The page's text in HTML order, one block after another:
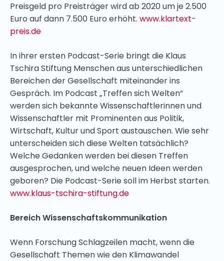
Preisgeld pro Preisträger wird ab 2020 um je 2.500
Euro auf dann 7.500 Euro erhöht. www.klartext-
preis.de
In ihrer ersten Podcast-Serie bringt die Klaus
Tschira Stiftung Menschen aus unterschiedlichen
Bereichen der Gesellschaft miteinander ins
Gespräch. Im Podcast „Treffen sich Welten“
werden sich bekannte Wissenschaftlerinnen und
Wissenschaftler mit Prominenten aus Politik,
Wirtschaft, Kultur und Sport austauschen. Wie sehr
unterscheiden sich diese Welten tatsächlich?
Welche Gedanken werden bei diesen Treffen
ausgesprochen, und welche neuen Ideen werden
geboren? Die Podcast-Serie soll im Herbst starten.
www.klaus-tschira-stiftung.de
Bereich Wissenschaftskommunikation
Wenn Forschung Schlagzeilen macht, wenn die
Gesellschaft Themen wie den Klimawandel